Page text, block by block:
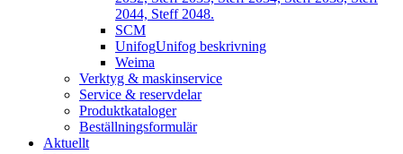
2044, Steff 2048.
SCM
UnifogUnifog beskrivning
Weima
Verktyg & maskinservice
Service & reservdelar
Produktkataloger
Beställningsformulär
Aktuellt